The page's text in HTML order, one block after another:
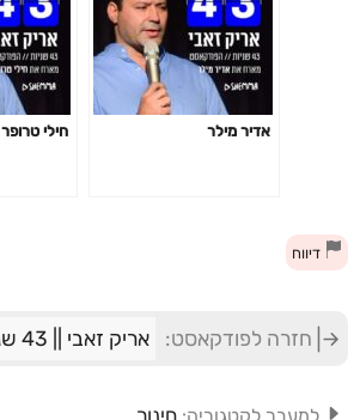
אדיר מילר חילי טרופר
דיווח
חזרה לפודקאסט: אריק זאבי || 43 שניות
חינוך